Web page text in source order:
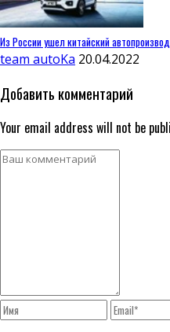
Из России ушел китайский
team autoKa 20.04.2022
Добавить комментарий
Your email address will not be